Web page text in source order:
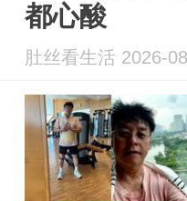
都心酸
肚丝看生活 2026-